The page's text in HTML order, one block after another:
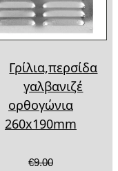
Γρίλια,περσίδα
γαλβανιζέ
ορθογώνια
260x190mm
€9.00